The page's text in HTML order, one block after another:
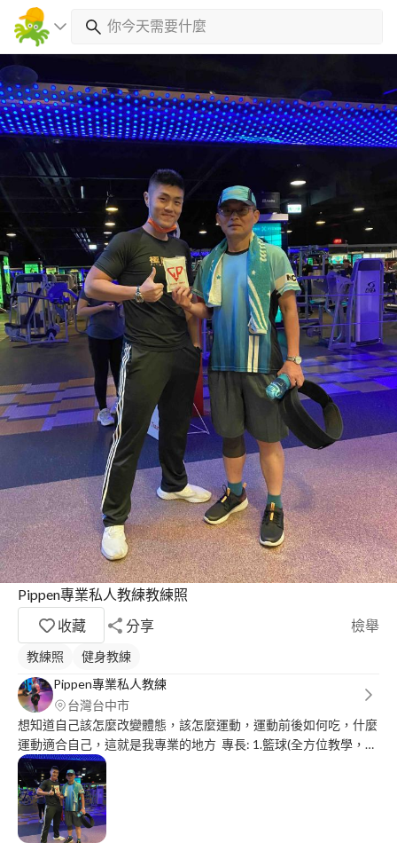
Pippen專業私人教練教練照
收藏
分享 檢舉
教練照
健身教練
Pippen專業私人教練
台灣台中市
想知道自己該怎麼改變體態，該怎麼運動，運動前後如何吃，什麼
運動適合自己，這就是我專業的地方 專長: 1.籃球(全方位教學，以
個人需要開課) 2.健身，重量訓練，輕量訓練，有氧，無氧 3.游泳
(自由式，蛙式) 4.健身餐，瘦身餐(不會讓自己餓肚子的方法開菜單)
每次的課程都需要非常認真的配合，不要讓自己花了錢沒結果，
你浪費錢我浪費時間 目前也在台中市極限健身中心文心店擔任健
身私人教練 已交過蠻多學生，也有在國中擔任過助理教練(籃球)